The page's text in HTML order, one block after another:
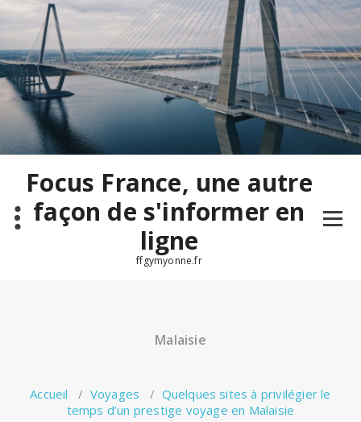
contenu
Focus France, une autre
façon de s'informer en
ligne
ffgymyonne.fr
Malaisie
Accueil / Voyages / Quelques sites à privilégier le
temps d’un prestige voyage en Malaisie